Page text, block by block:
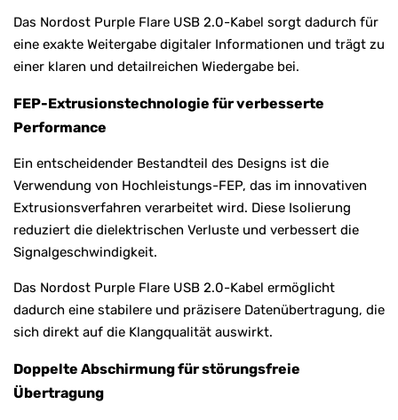
Das Nordost Purple Flare USB 2.0-Kabel sorgt dadurch für
eine exakte Weitergabe digitaler Informationen und trägt zu
einer klaren und detailreichen Wiedergabe bei.
FEP-Extrusionstechnologie für verbesserte
Performance
Ein entscheidender Bestandteil des Designs ist die
Verwendung von Hochleistungs-FEP, das im innovativen
Extrusionsverfahren verarbeitet wird. Diese Isolierung
reduziert die dielektrischen Verluste und verbessert die
Signalgeschwindigkeit.
Das Nordost Purple Flare USB 2.0-Kabel ermöglicht
dadurch eine stabilere und präzisere Datenübertragung, die
sich direkt auf die Klangqualität auswirkt.
Doppelte Abschirmung für störungsfreie
Übertragung